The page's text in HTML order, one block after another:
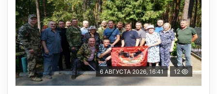
6 АВГУСТА 2026, 16:41 12